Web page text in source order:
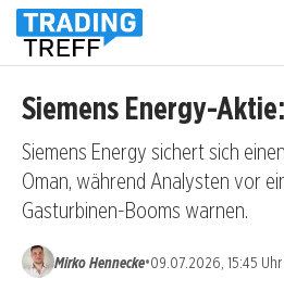
Siemens Energy-
Siemens Energy sichert sich
Oman, während Analysten vor
Gasturbinen-Booms warnen.
Mirko Hennecke•09.07.2026, 15:45 Uhr